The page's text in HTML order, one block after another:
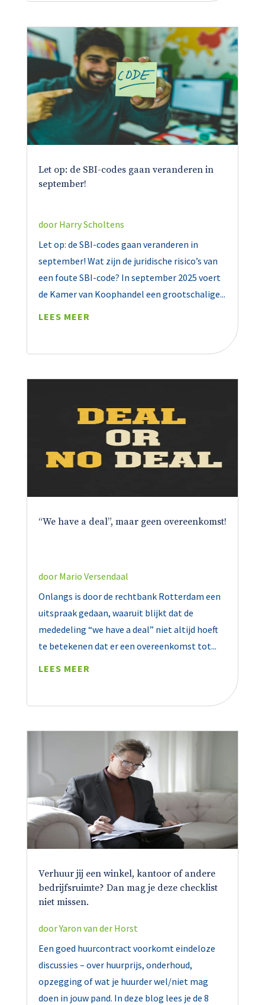
Let op: de SBI-codes gaan veranderen in
september!
door Harry Scholtens
Let op: de SBI-codes gaan veranderen in
september! Wat zijn de juridische risico’s van
een foute SBI-code? In september 2025 voert
de Kamer van Koophandel een grootschalige...
LEES MEER
“We have a deal”, maar geen overeenkomst!
door Mario Versendaal
Onlangs is door de rechtbank Rotterdam een
uitspraak gedaan, waaruit blijkt dat de
mededeling “we have a deal” niet altijd hoeft
te betekenen dat er een overeenkomst tot...
LEES MEER
Verhuur jij een winkel, kantoor of andere
bedrijfsruimte? Dan mag je deze checklist
niet missen.
doorYaron van der Horst
Een goed huurcontract voorkomt eindeloze
discussies – over huurprijs, onderhoud,
opzegging of wat je huurder wel/niet mag
doen in jouw pand. In deze blog lees je de 8